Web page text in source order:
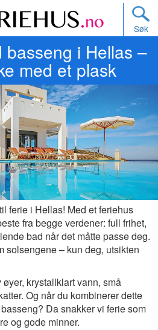
Søk
basseng i Hellas –
med et plask
ferie i Hellas! Med et feriehus
fra begge verdener: full frihet,
bad når det måtte passe deg.
solsengene – kun deg, utsikten
krystallklart vann, små
Og når du kombinerer dette
Da snakker vi ferie som
og gode minner.